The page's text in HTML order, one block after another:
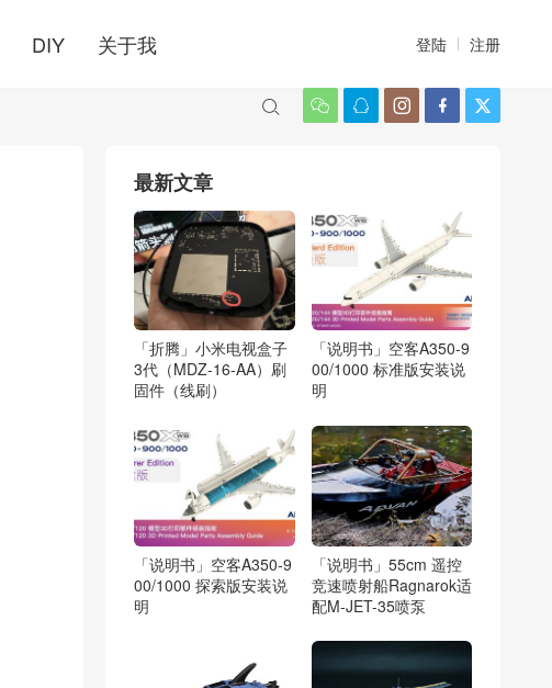
DIY 关于我 登陆 注册
    

最新文章
「折腾」小米电视盒子
3代（MDZ-16-AA）刷
固件（线刷）
「说明书」空客A350-9
00/1000 标准版安装说
明
「说明书」空客A350-9
00/1000 探索版安装说
明
「说明书」55cm 遥控
竞速喷射船Ragnarok适
配M-JET-35喷泵